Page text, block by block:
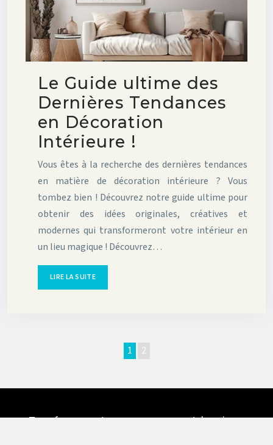
Le Guide ultime des
Dernières Tendances
en Décoration
Intérieure !
Vous êtes à la recherche des dernières tendances
en matière de décoration intérieure ? Vous
tombez bien ! Découvrez notre guide ultime pour
obtenir des idées originales, créatives et
modernes qui transformeront votre intérieur en
un lieu magique ! Découvrez…
LIRE LA SUITE
1 2
Transformez votre espace avec un style unique.